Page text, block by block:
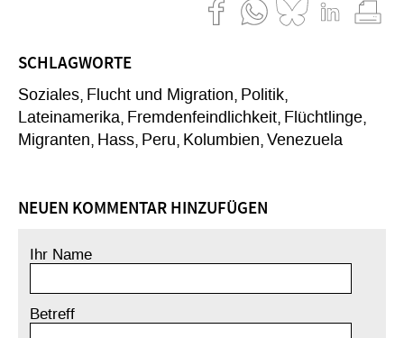
SCHLAGWORTE
Soziales Flucht und Migration Politik
Lateinamerika Fremdenfeindlichkeit Flüchtlinge
Migranten Hass Peru Kolumbien Venezuela
NEUEN KOMMENTAR HINZUFÜGEN
Ihr Name
Betreff